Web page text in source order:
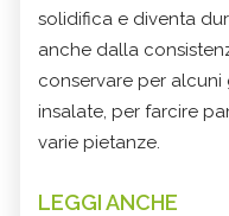
solidifica e diventa
anche dalla
conservare per alcuni
insalate, per farcire
varie pietanze.
LEGGI ANCHE